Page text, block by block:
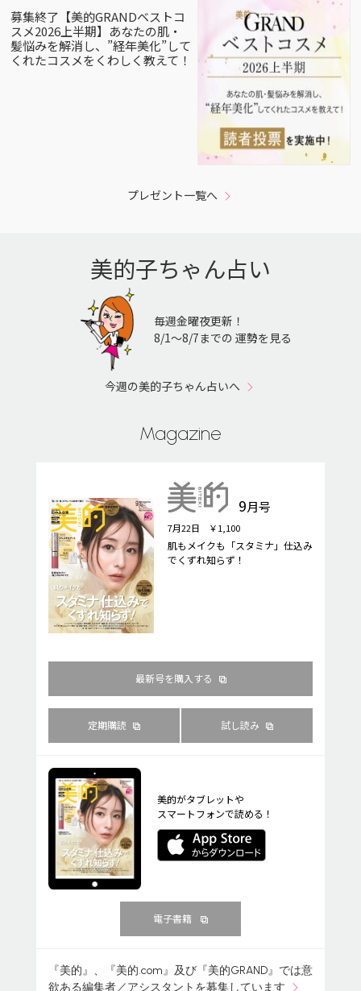
募集終了【美的GRANDベストコ
スメ2026上半期】あなたの肌・
髪悩みを解消し、”経年美化”して
くれたコスメをくわしく教えて！
プレゼント一覧へ
美的子ちゃん占い
毎週金曜夜更新！
8/1〜8/7までの 運勢を見る
今週の美的子ちゃん占いへ
Magazine
9月号
7月22日 ￥1,100
肌もメイクも「スタミナ」仕込み
でくずれ知らず！
最新号を購入する
定期購読 試し読み
美的がタブレットや
スマートフォンで読める！
電子書籍
『美的』、『美的.com』及び『美的GRAND』では意
欲ある編集者／アシスタントを募集しています